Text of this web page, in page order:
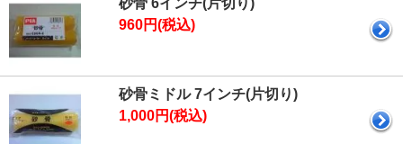
960円(税込)
砂骨ミドル 7インチ(片切り)
1,000円(税込)